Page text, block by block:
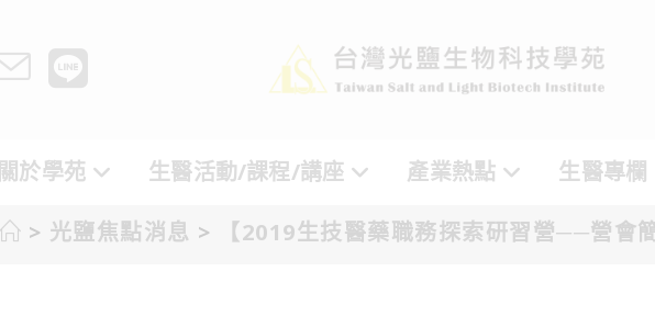
關於學苑 生醫活動/課程/講座 產業熱點 生醫專欄
> 光鹽焦點消息 > 【2019生技醫藥職務探索研習營──營會